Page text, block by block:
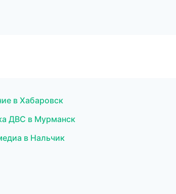
в Хабаровск
ДВС в Мурманск
в Нальчик